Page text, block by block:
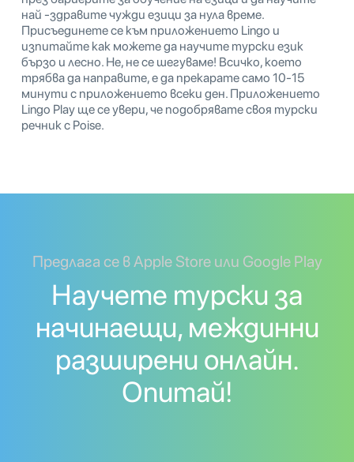
най -здравите чужди езици за нула време.
Присъединете се към приложението Lingo и
изпитайте как можете да научите турски език
бързо и лесно. Не, не се шегуваме! Всичко, което
трябва да направите, е да прекарате само 10-15
минути с приложението всеки ден. Приложението
Lingo Play ще се увери, че подобрявате своя турски
речник с Poise.
Предлага се в Apple Store или Google Play
Научете турски за
начинаещи, междинни
разширени онлайн.
Опитай!